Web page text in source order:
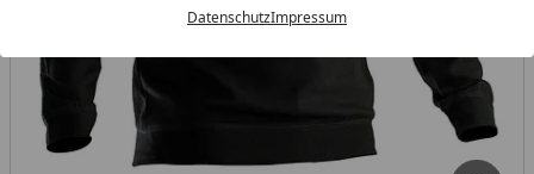
DatenschutzImpressum